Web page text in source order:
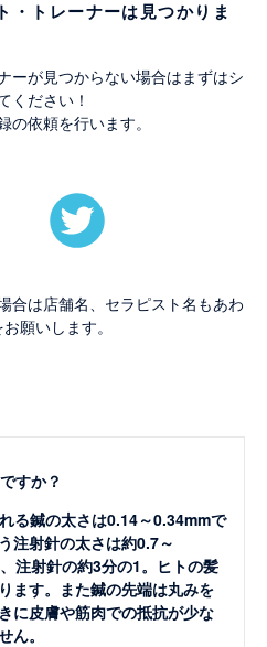
・トレーナーは見つかりま
ーが見つからない場合はまずはシ
ください！
の依頼を行います。
合は店舗名、セラピスト名もあわ
願いします。
すか？
る鍼の太さは0.14～0.34mmで
注射針の太さは約0.7～
注射針の約3分の1。ヒトの髪
ます。また鍼の先端は丸みを
に皮膚や筋肉での抵抗が少な
ん。